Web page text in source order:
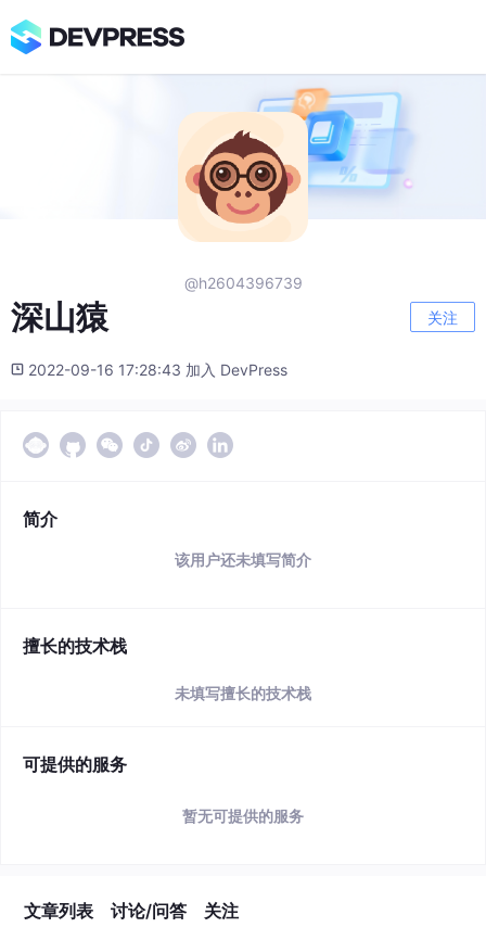
@h2604396739
深山猿 关注
2022-09-16 17:28:43 加入 DevPress
简介
该用户还未填写简介
擅长的技术栈
未填写擅长的技术栈
可提供的服务
暂无可提供的服务
文章列表 讨论/问答 关注